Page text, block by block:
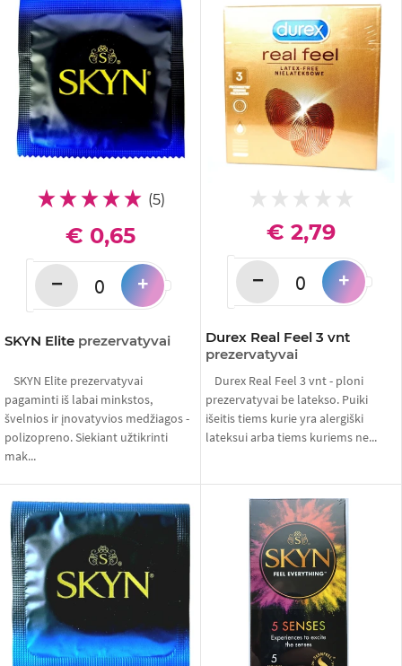
(5)
SKYN Elite prezervatyvai
€ 0,65
− +
SKYN Elite prezervatyvai
pagaminti iš labai minkstos,
švelnios ir įnovatyvios medžiagos -
polizopreno. Siekiant užtikrinti
mak...
Durex Real Feel 3 vnt
prezervatyvai
€ 2,79
− +
Durex Real Feel 3 vnt - ploni
prezervatyvai be latekso. Puiki
išeitis tiems kurie yra alergiški
lateksui arba tiems kuriems ne...